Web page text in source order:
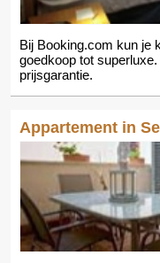
Bij Booking.com kun je
goedkoop tot
prijsgarantie.
Appartement in